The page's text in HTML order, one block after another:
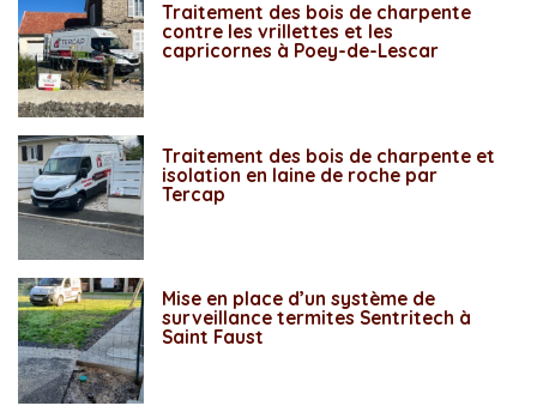
Traitement des bois de charpente
contre les vrillettes et les
capricornes à Poey-de-Lescar
Traitement des bois de charpente et
isolation en laine de roche par
Tercap
Mise en place d’un système de
surveillance termites Sentritech à
Saint Faust